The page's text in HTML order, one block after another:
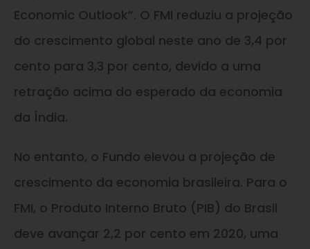
Economic Outlook”. O FMI reduziu a projeção
do crescimento global neste ano de 3,4 por
cento para 3,3 por cento, devido a uma
retração acima do esperado da economia
da Índia.
No entanto, o Fundo elevou a projeção de
crescimento da economia brasileira. Para o
FMI, o Produto Interno Bruto (PIB) do Brasil
deve avançar 2,2 por cento em 2020, uma